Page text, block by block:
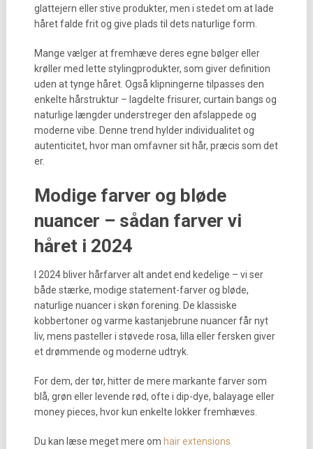
glattejern eller stive produkter, men i stedet om at lade
håret falde frit og give plads til dets naturlige form.
Mange vælger at fremhæve deres egne bølger eller
krøller med lette stylingprodukter, som giver definition
uden at tynge håret. Også klipningerne tilpasses den
enkelte hårstruktur – lagdelte frisurer, curtain bangs og
naturlige længder understreger den afslappede og
moderne vibe. Denne trend hylder individualitet og
autenticitet, hvor man omfavner sit hår, præcis som det
er.
Modige farver og bløde
nuancer – sådan farver vi
håret i 2024
I 2024 bliver hårfarver alt andet end kedelige – vi ser
både stærke, modige statement-farver og bløde,
naturlige nuancer i skøn forening. De klassiske
kobbertoner og varme kastanjebrune nuancer får nyt
liv, mens pasteller i støvede rosa, lilla eller fersken giver
et drømmende og moderne udtryk.
For dem, der tør, hitter de mere markante farver som
blå, grøn eller levende rød, ofte i dip-dye, balayage eller
money pieces, hvor kun enkelte lokker fremhæves.
Du kan læse meget mere om hair extensions